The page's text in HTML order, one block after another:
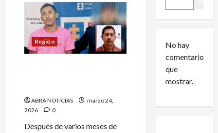
Región
ABRA NOTICIAS
marzo 24,
2026
0
Después de varios meses de
No hay
comentarios
que
mostrar.